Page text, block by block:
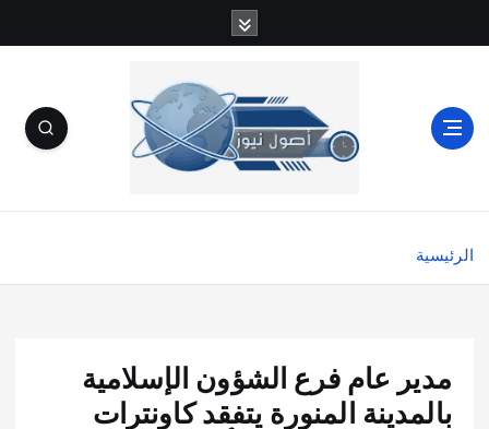
ل
الرئيسية
مدير عام فرع الشؤون الإسلامية
بالمدينة المنورة يتفقد كاونترات